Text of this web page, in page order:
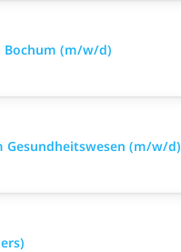
Bochum (m/w/d)
Gesundheitswesen (m/w/d)